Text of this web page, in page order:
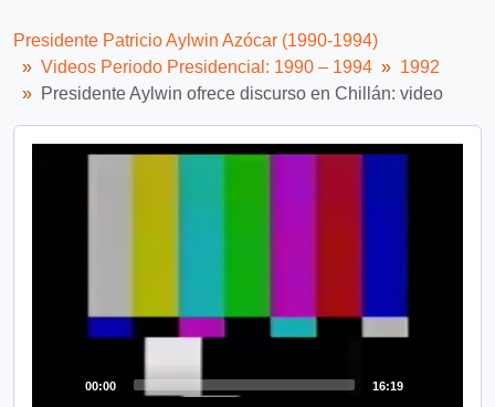
Presidente Patricio Aylwin Azócar (1990-1994)
Videos Periodo Presidencial: 1990 – 1994
1992
Presidente Aylwin ofrece discurso en Chillán: video
Video
00:00 16:19